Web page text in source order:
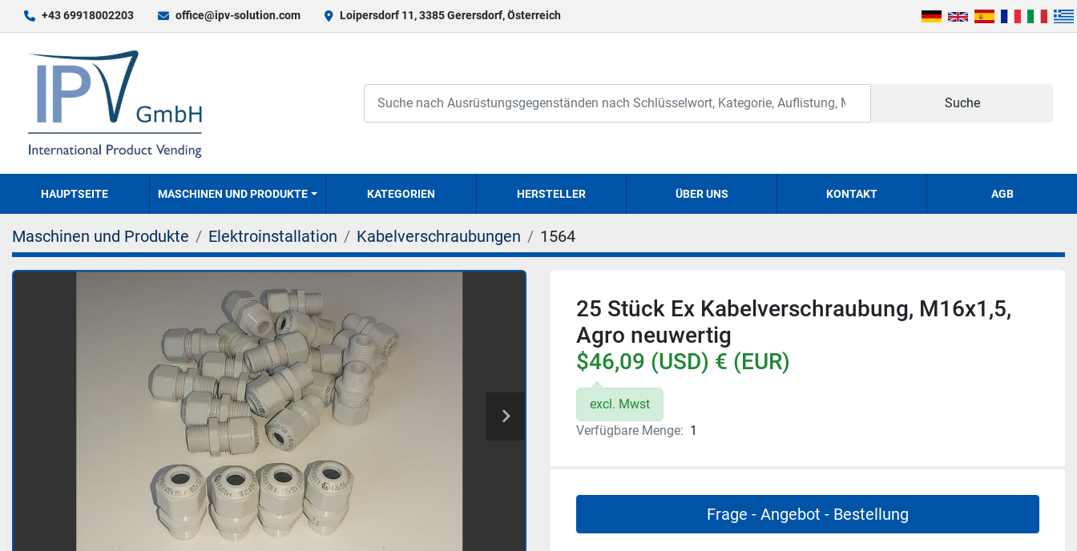
+43 69918002203 office@ipv-solution.com Loipersdorf 11, 3385 Gerersdorf, Österreich
Suche
HAUPTSEITE MASCHINEN UND PRODUKTE KATEGORIEN HERSTELLER ÜBER UNS KONTAKT AGB
Maschinen und Produkte Elektroinstallation Kabelverschraubungen 1564
25 Stück Ex Kabelverschraubung, M16x1,5,
Agro neuwertig
$46,09 (USD) € (EUR)
excl. Mwst
Verfügbare Menge: 1
Frage - Angebot - Bestellung